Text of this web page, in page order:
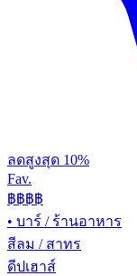
ลดสูงสุด 10%
Fav.
฿฿฿฿
• บาร์ / ร้านอาหาร
สีลม / สาทร
ดีปเฮาส์